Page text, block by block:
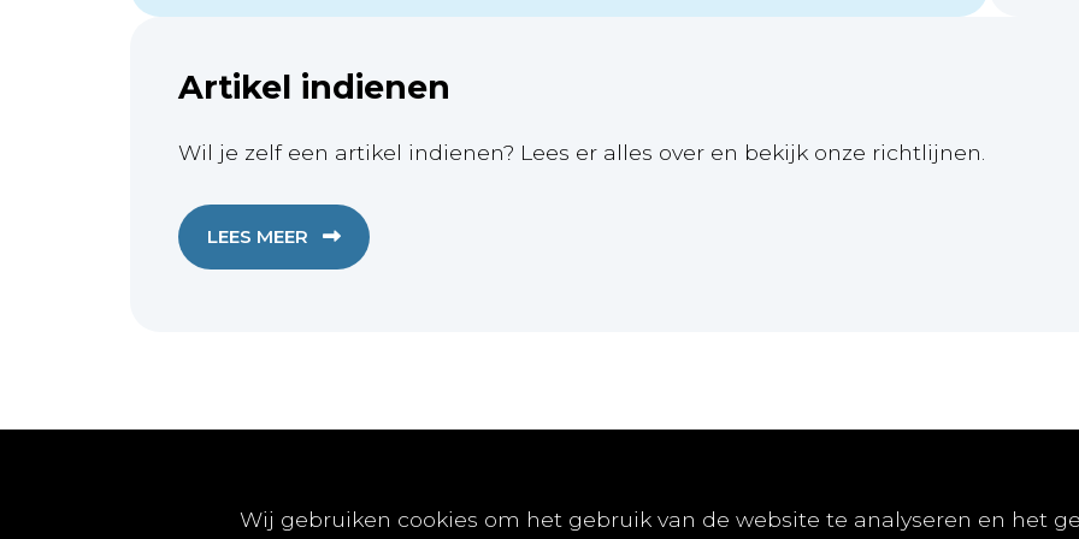
Wij gebruiken cookies om het gebruik van de website te analyseren en het
Artikel indienen
Wil je zelf een artikel indienen? Lees er alles over en bekijk onze richtlijnen.
LEES MEER
Publicaties Online Publiceren